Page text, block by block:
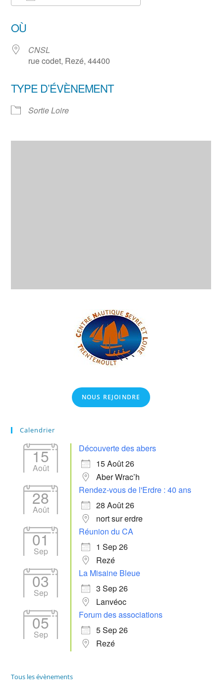
OÙ
CNSL
rue codet, Rezé, 44400
TYPE D’ÉVÈNEMENT
Sortie Loire
NOUS REJOINDRE
Calendrier
15
Août
Découverte des abers
15 Août 26
Aber Wrac’h
28
Août
Rendez-vous de l'Erdre : 40 ans
28 Août 26
nort sur erdre
01
Sep
Réunion du CA
1 Sep 26
Rezé
03
Sep
La Misaine Bleue
3 Sep 26
Lanvéoc
05
Sep
Forum des associations
5 Sep 26
Rezé
Tous les évènements